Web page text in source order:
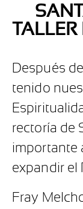
Después
tenido
rectoría de
importante
expandir el
Fray